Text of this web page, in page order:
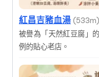
紅昌吉豬血湯 (533m)
被譽為「天然紅豆腐」
例的貼心老店。